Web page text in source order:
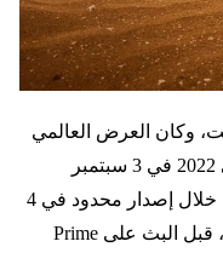
وكان العرض العالمي
الأول له في مهرجان تيلورايد السينمائي 2022 في 3 سبتمبر
الماضي، ومن المقرر أن يتم طرحه من خلال إصدار محدود في 4
نوفمبر 2022 بواسطة Amazon Studios ، قبل البث على Prime